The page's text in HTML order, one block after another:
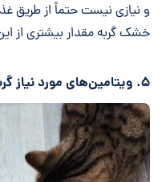
و نیازی نیست حتماً از طریق
خشک گربه مقدار بیشتری از
۵. ویتامین‌های مورد نیاز گربه‌ها و سگ‌ها با هم فرق داره